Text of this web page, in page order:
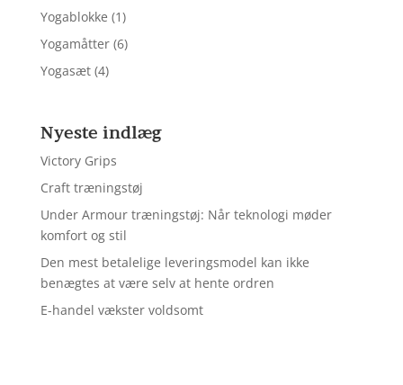
Yogablokke (1)
Yogamåtter (6)
Yogasæt (4)
Nyeste indlæg
Victory Grips
Craft træningstøj
Under Armour træningstøj: Når teknologi møder
komfort og stil
Den mest betalelige leveringsmodel kan ikke
benægtes at være selv at hente ordren
E-handel vækster voldsomt